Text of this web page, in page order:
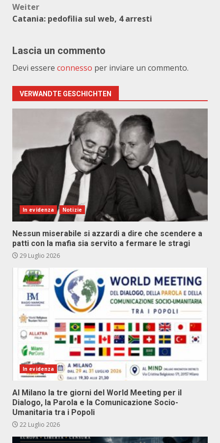
Weiter
Catania: pedofilia sul web, 4 arresti
Lascia un commento
Devi essere connesso per inviare un commento.
VERWANDTE GESCHICHTEN
In evidenza Notizie
Nessun miserabile si azzardi a dire che scendere a
patti con la mafia sia servito a fermare le stragi
29 Luglio 2026
In evidenza
Al Milano la tre giorni del World Meeting per il
Dialogo, la Parola e la Comunicazione Socio-
Umanitaria tra i Popoli
22 Luglio 2026